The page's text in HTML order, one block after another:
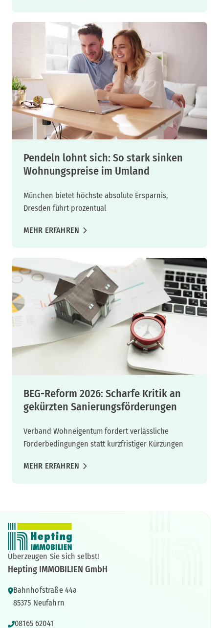
Pendeln lohnt sich: So stark sinken
Wohnungspreise im Umland
München bietet höchste absolute Ersparnis,
Dresden führt prozentual
MEHR ERFAHREN
BEG-Reform 2026: Scharfe Kritik an
gekürzten Sanierungsförderungen
Verband Wohneigentum fordert verlässliche
Förderbedingungen statt kurzfristiger Kürzungen
MEHR ERFAHREN
Überzeugen Sie sich selbst!
Hepting IMMOBILIEN GmbH
Bahnhofstraße 44a
85375 Neufahrn
08165 62041